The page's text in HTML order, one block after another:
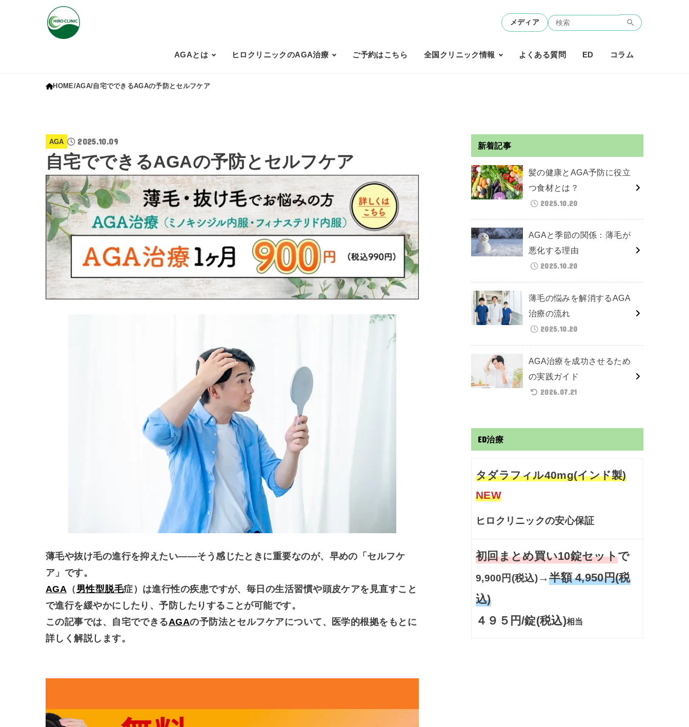
メディア
AGAとは ヒロクリニックのAGA治療 ご予約はこちら 全国クリニック情報 よくある質問 ED コラム
HOME AGA 自宅でできるAGAの予防とセルフケア
AGA 2025.10.09
自宅でできるAGAの予防とセルフケア
薄毛や抜け毛の進行を抑えたい――そう感じたときに重要なのが、早めの「セルフケ
ア」です。
AGA （ 男性型脱毛症）は進行性の疾患ですが、毎日の生活習慣や頭皮ケアを見直すこと
で進行を緩やかにしたり、予防したりすることが可能です。
この記事では、自宅でできるAGAの予防法とセルフケアについて、医学的根拠をもとに
詳しく解説します。
新着記事
髪の健康とAGA予防に役立
つ食材とは？
2025.10.20
AGAと季節の関係：薄毛が
悪化する理由
2025.10.20
薄毛の悩みを解消するAGA
治療の流れ
2025.10.20
AGA治療を成功させるため
の実践ガイド
2026.07.21
ED治療
タダラフィル40mg(インド製)
NEW
ヒロクリニックの安心保証
初回まとめ買い10錠セットで
9,900円(税込)→半額 4,950円(税
込)
４９５円/錠(税込)相当